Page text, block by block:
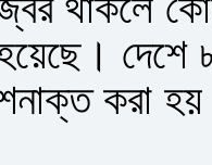
দেশে
করা